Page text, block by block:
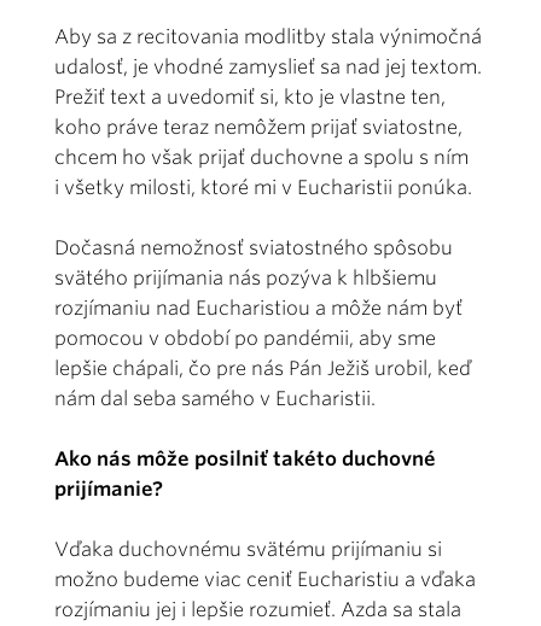
Aby sa z recitovania modlitby stala výnimočná
udalosť, je vhodné zamyslieť sa nad jej textom.
Prežiť text a uvedomiť si, kto je vlastne ten,
koho práve teraz nemôžem prijať sviatostne,
chcem ho však prijať duchovne a spolu s ním
i všetky milosti, ktoré mi v Eucharistii ponúka.
Dočasná nemožnosť sviatostného spôsobu
svätého prijímania nás pozýva k hlbšiemu
rozjímaniu nad Eucharistiou a môže nám byť
pomocou v období po pandémii, aby sme
lepšie chápali, čo pre nás Pán Ježiš urobil, keď
nám dal seba samého v Eucharistii.
Ako nás môže posilniť takéto duchovné
prijímanie?
Vďaka duchovnému svätému prijímaniu si
možno budeme viac ceniť Eucharistiu a vďaka
rozjímaniu jej i lepšie rozumieť. Azda sa stala